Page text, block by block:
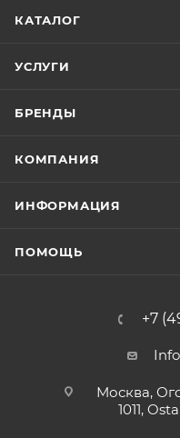
КАТАЛОГ
УСЛУГИ
БРЕНДЫ
КОМПАНИЯ
ИНФОРМАЦИЯ
ПОМОЩЬ
+7
Москва,
1011,